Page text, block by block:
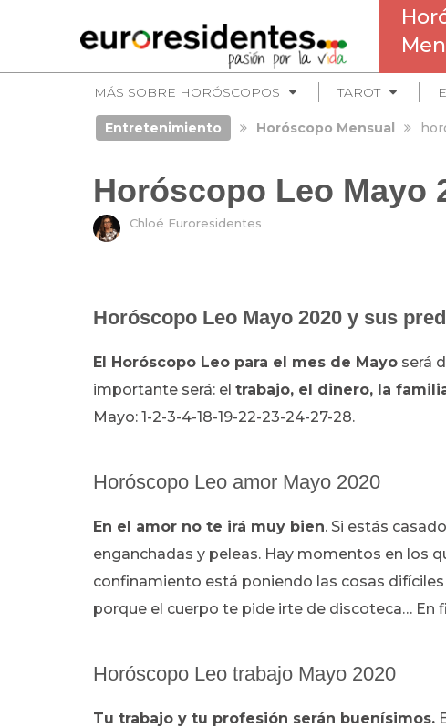
MÁS SOBRE HORÓSCOPOS TAROT
Entretenimiento Horóscopo Mensual
Horóscopo Leo Mayo
Chloé Euroresidentes
Horóscopo Leo Mayo 2020 y sus
El Horóscopo Leo para el mes de Mayo será
importante será: el trabajo, el dinero, la
Mayo: 1-2-3-4-18-19-22-23-24-27-28.
Horóscopo Leo amor Mayo 2020
En el amor no te irá muy bien. Si estás
enganchadas y peleas. Hay momentos en los
confinamiento está poniendo las cosas
porque el cuerpo te pide irte de discoteca… En
Horóscopo Leo trabajo Mayo 2020
Tu trabajo y tu profesión serán buenísimos.